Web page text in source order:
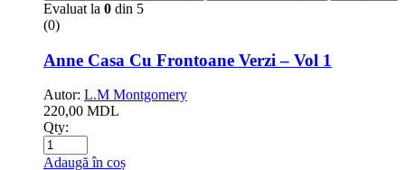
Evaluat la 0 din 5
(0)
Anne Casa Cu Frontoane Verzi – Vol 1
Autor: L.M Montgomery
220,00 MDL
Qty:
Adaugă în coș